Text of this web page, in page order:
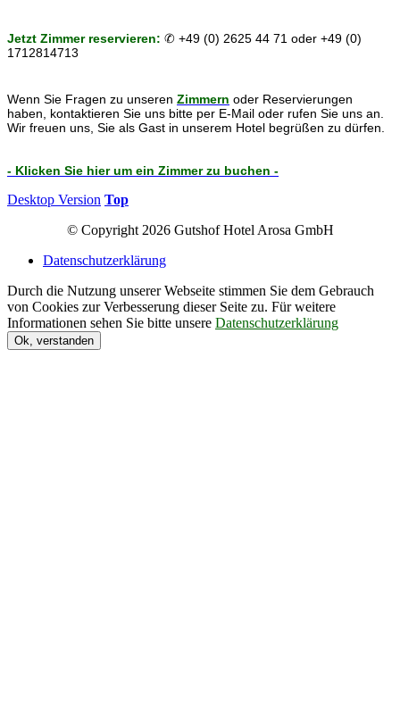
Jetzt Zimmer reservieren: ✆ +49 (0) 2625 44 71 oder +49 (0)
1712814713
Wenn Sie Fragen zu unseren Zimmern oder Reservierungen
haben, kontaktieren Sie uns bitte per E-Mail oder rufen Sie uns an.
Wir freuen uns, Sie als Gast in unserem Hotel begrüßen zu dürfen.
- Klicken Sie hier um ein Zimmer zu buchen -
Desktop Version Top
© Copyright 2026 Gutshof Hotel Arosa GmbH
Datenschutzerklärung
Durch die Nutzung unserer Webseite stimmen Sie dem Gebrauch
von Cookies zur Verbesserung dieser Seite zu. Für weitere
Informationen sehen Sie bitte unsere Datenschutzerklärung
Ok, verstanden